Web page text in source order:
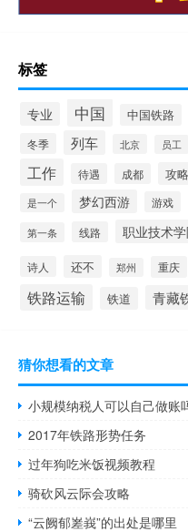
标签
专业 中国 中国铁路
冬季 列车 北京 员工
工作 待遇 成都 攻略
是一个 梦幻西游 游戏
第一条 线路 职业技术
诗人 还不 郑州 重庆
铁路运输 铁道 青藏
猜你想看的文章
小规模纳税人可以自己做账
2017年铁路形势任务
过年狗吃米饭视频教程
骑砍风云际会攻略
“云阙郁嵳峩”的出处是哪里